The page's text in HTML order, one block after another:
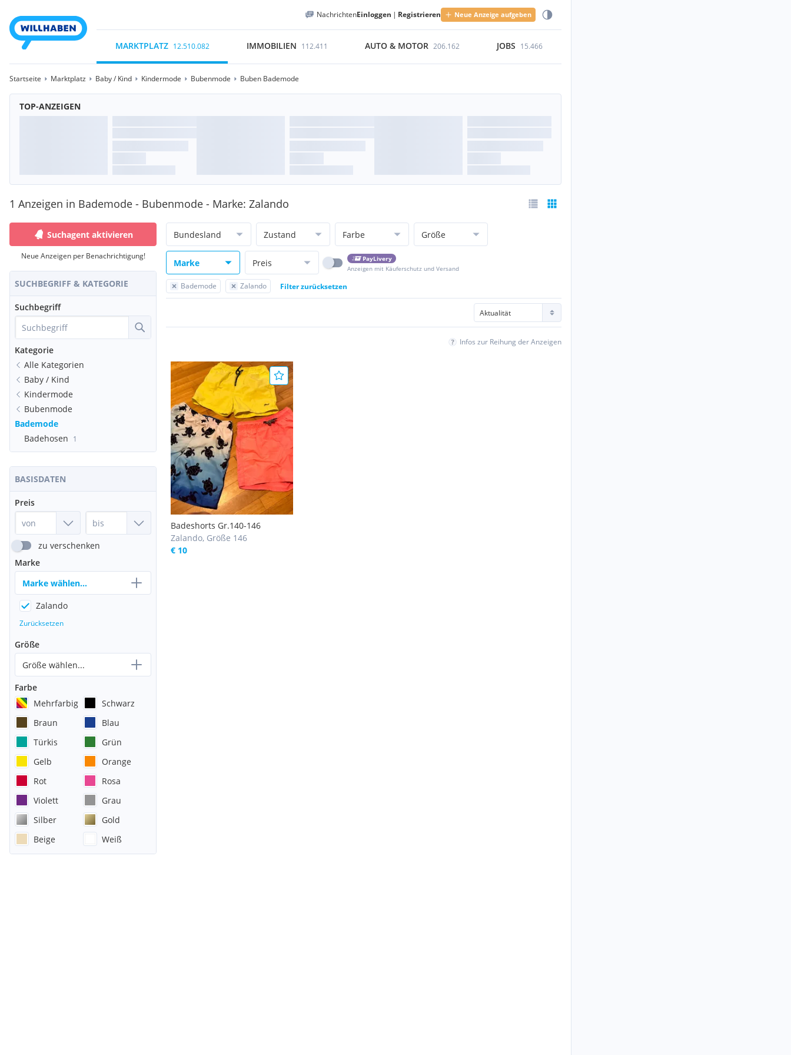
NachrichtenEinloggen | Registrieren Neue Anzeige aufgeben
MARKTPLATZ 12.510.082 IMMOBILIEN 112.411 AUTO & MOTOR 206.162 JOBS 15.466
Startseite Marktplatz Baby / Kind Kindermode Bubenmode Buben Bademode
TOP-ANZEIGEN
1 Anzeigen in Bademode - Bubenmode - Marke: Zalando
Suchagent aktivieren
Neue Anzeigen per Benachrichtigung!
SUCHBEGRIFF & KATEGORIE
Suchbegriff
Kategorie
Alle Kategorien
Baby / Kind
Kindermode
Bubenmode
Bademode
Badehosen 1
BASISDATEN
Preis
zu verschenken
Marke
Marke wählen...
Zalando
Zurücksetzen
Größe
Größe wählen...
Farbe
Mehrfarbig
Schwarz
Braun
Blau
Türkis
Grün
Gelb
Orange
Rot
Rosa
Violett
Grau
Silber
Gold
Beige
Weiß
Bundesland Zustand Farbe Größe
Marke Preis
PayLivery
Anzeigen mit Käuferschutz und Versand
Bademode Zalando Filter zurücksetzen
Infos zur Reihung der Anzeigen
Badeshorts Gr.140-146
Zalando, Größe 146
€ 10